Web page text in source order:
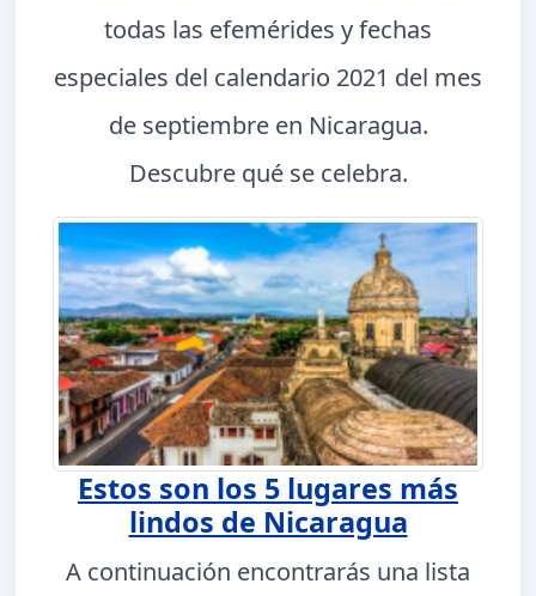
todas las efemérides y fechas
especiales del calendario 2021 del mes
de septiembre en Nicaragua.
Descubre qué se celebra.
Estos son los 5 lugares más
lindos de Nicaragua
A continuación encontrarás una lista